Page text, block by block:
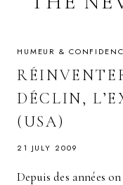
HUMEUR &
DÉCLIN,
(USA)
21 JULY 2009
Depuis des années